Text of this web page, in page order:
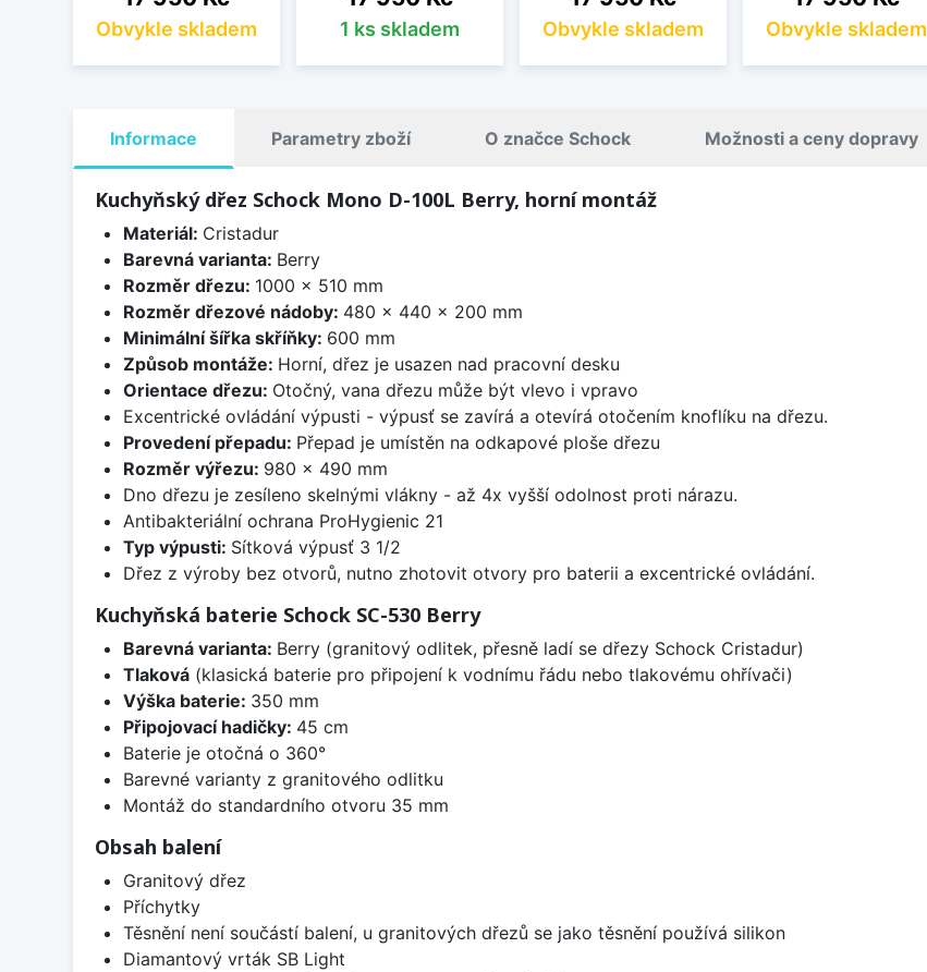
Obvykle skladem 1 ks skladem Obvykle skladem Obvykle skladem
Informace Parametry zboží O značce Schock Možnosti a ceny dopravy
Kuchyňský dřez Schock Mono D-100L Berry, horní montáž
Materiál: Cristadur
Barevná varianta: Berry
Rozměr dřezu: 1000 x 510 mm
Rozměr dřezové nádoby: 480 x 440 x 200 mm
Minimální šířka skříňky: 600 mm
Způsob montáže: Horní, dřez je usazen nad pracovní desku
Orientace dřezu: Otočný, vana dřezu může být vlevo i vpravo
Excentrické ovládání výpusti - výpusť se zavírá a otevírá otočením knoflíku na dřezu.
Provedení přepadu: Přepad je umístěn na odkapové ploše dřezu
Rozměr výřezu: 980 x 490 mm
Dno dřezu je zesíleno skelnými vlákny - až 4x vyšší odolnost proti nárazu.
Antibakteriální ochrana ProHygienic 21
Typ výpusti: Sítková výpusť 3 1/2
Dřez z výroby bez otvorů, nutno zhotovit otvory pro baterii a excentrické ovládání.
Kuchyňská baterie Schock SC-530 Berry
Barevná varianta: Berry (granitový odlitek, přesně ladí se dřezy Schock Cristadur)
Tlaková(klasická baterie pro připojení k vodnímu řádu nebo tlakovému ohřívači)
Výška baterie: 350 mm
Připojovací hadičky: 45 cm
Baterie je otočná o 360°
Barevné varianty z granitového odlitku
Montáž do standardního otvoru 35 mm
Obsah balení
Granitový dřez
Příchytky
Těsnění není součástí balení, u granitových dřezů se jako těsnění používá silikon
Diamantový vrták SB Light